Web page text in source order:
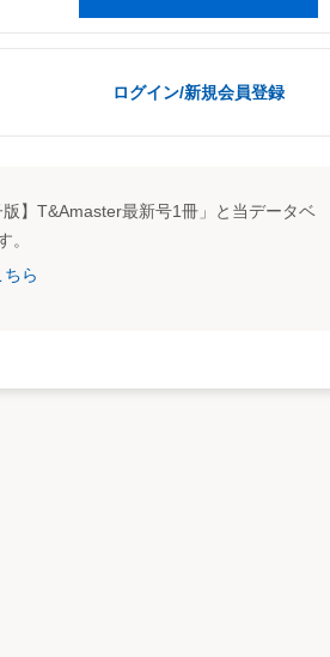
ログイン/新規会員登録
】T&Amaster最新号1冊」と当データベ
。
ら